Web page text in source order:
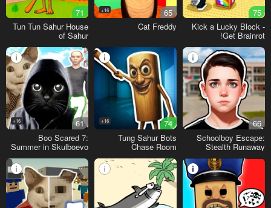
75
Kick a Lucky Block -
Get Brainrot!
65
16+
Cat Freddy
71
Tun Tun Sahur House
of Sahur
66
Schoolboy Escape:
Stealth Runaway
74
16+
Tung Sahur Bots
Chase Room
61
16+
Boo Scared 7:
Summer in Skulboevo